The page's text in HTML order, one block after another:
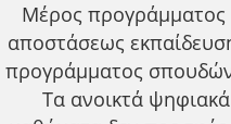
Μέρος προγράμματος
αποστάσεως
προγράμματος
Τα ανοικτά ψηφιακά